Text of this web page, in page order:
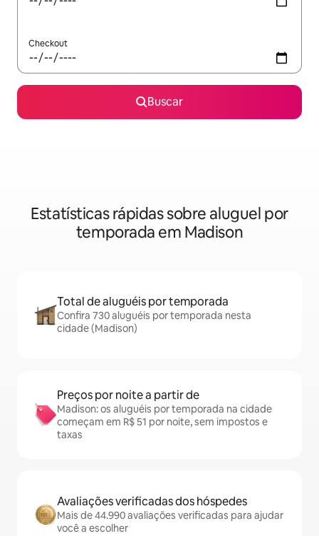
Checkout
Buscar
Estatísticas rápidas sobre aluguel por
temporada em Madison
Total de aluguéis por temporada
Confira 730 aluguéis por temporada nesta
cidade (Madison)
Preços por noite a partir de
Madison: os aluguéis por temporada na cidade
começam em R$ 51 por noite, sem impostos e
taxas
Avaliações verificadas dos hóspedes
Mais de 44.990 avaliações verificadas para ajudar
você a escolher